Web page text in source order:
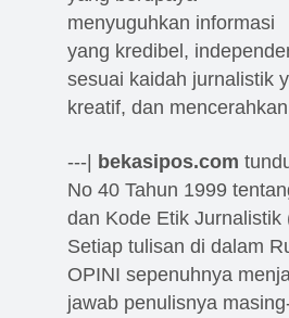
menyuguhkan informasi
yang kredibel,
sesuai kaidah jurnalistik
kreatif, dan
---| bekasipos.com
No 40 Tahun 1999
dan Kode Etik Jurnalistik
Setiap tulisan di dalam
OPINI sepenuhnya
jawab penulisnya